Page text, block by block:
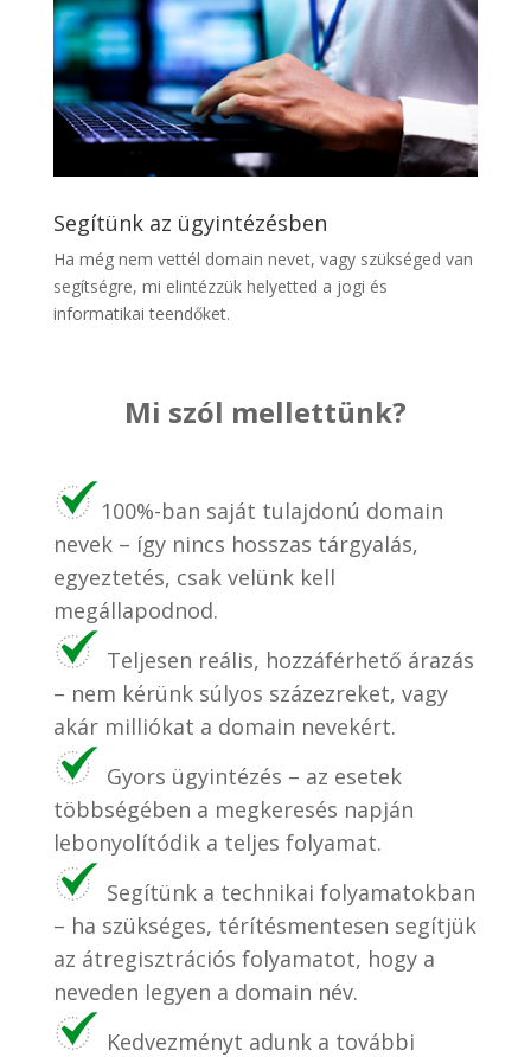
Segítünk az ügyintézésben
Ha még nem vettél domain nevet, vagy szükséged van
segítségre, mi elintézzük helyetted a jogi és
informatikai teendőket.
Mi szól mellettünk?
100%-ban saját tulajdonú domain
nevek – így nincs hosszas tárgyalás,
egyeztetés, csak velünk kell
megállapodnod.
Teljesen reális, hozzáférhető árazás
– nem kérünk súlyos százezreket, vagy
akár milliókat a domain nevekért.
Gyors ügyintézés – az esetek
többségében a megkeresés napján
lebonyolítódik a teljes folyamat.
Segítünk a technikai folyamatokban
– ha szükséges, térítésmentesen segítjük
az átregisztrációs folyamatot, hogy a
neveden legyen a domain név.
Kedvezményt adunk a további